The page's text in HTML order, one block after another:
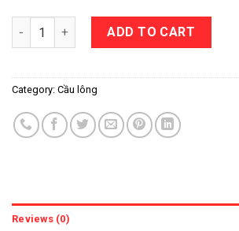
Lining A+300 quantityADD TO CART
Category: Cầu lông
Reviews (0)